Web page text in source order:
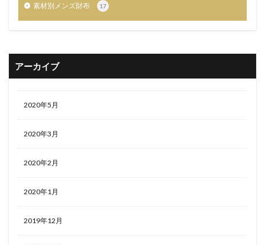
素材別メンズ財布 17
アーカイブ
2020年5月
2020年3月
2020年2月
2020年1月
2019年12月